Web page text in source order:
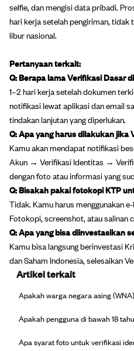
selfie, dan mengisi data pribadi.
hari kerja setelah pengiriman, tidak
libur nasional.
Pertanyaan terkait:
Q: Berapa lama Verifikasi Dasar
1–2 hari kerja setelah dokumen
notifikasi lewat aplikasi dan email
tindakan lanjutan yang diperlukan.
Q: Apa yang harus dilakukan
Kamu akan mendapat notifikasi
Akun → Verifikasi Identitas →
dengan foto atau informasi yang
Q: Bisakah pakai fotokopi KTP
Tidak. Kamu harus menggunakan
Fotokopi, screenshot, atau salinan
Q: Apa yang bisa diinvestasikan
Kamu bisa langsung berinvestasi
dan Saham Indonesia, selesaikan
Artikel terkait
Apakah warga negara asing
Apakah pengguna di bawah 18
Apa syarat foto untuk verifikasi